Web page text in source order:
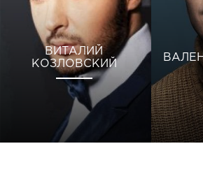
ВИТАЛИЙ
КОЗЛОВСКИЙ